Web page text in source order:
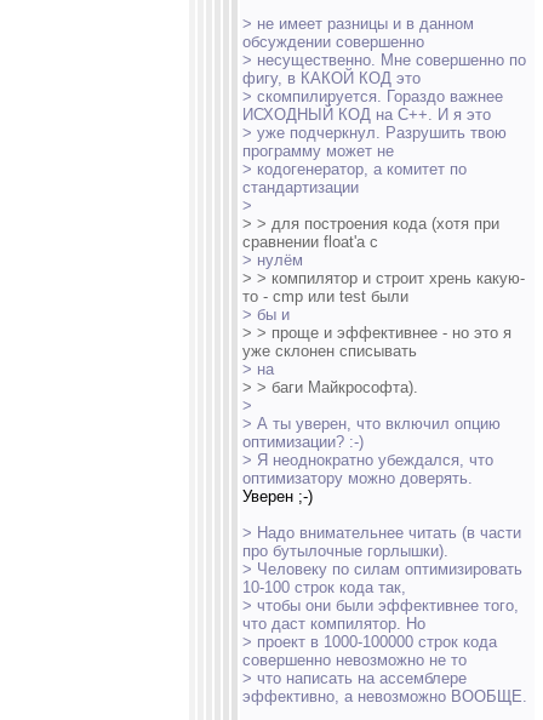
> не имеет разницы и в данном
обсуждении совершенно
> несущественно. Мне совершенно по
фигу, в КАКОЙ КОД это
> скомпилируется. Гораздо важнее
ИСХОДНЫЙ КОД на C++. И я это
> уже подчеркнул. Разрушить твою
программу может не
> кодогенератор, а комитет по
стандартизации
>
> > для построения кода (хотя при
сравнении float'а с
> нулём
> > компилятор и строит хрень какую-
то - cmp или test были
> бы и
> > проще и эффективнее - но это я
уже склонен списывать
> на
> > баги Майкрософта).
>
> А ты уверен, что включил опцию
оптимизации? :-)
> Я неоднократно убеждался, что
оптимизатору можно доверять.
Уверен ;-)
> Надо внимательнее читать (в части
про бутылочные горлышки).
> Человеку по силам оптимизировать
10-100 строк кода так,
> чтобы они были эффективнее того,
что даст компилятор. Но
> проект в 1000-100000 строк кода
совершенно невозможно не то
> что написать на ассемблере
эффективно, а невозможно ВООБЩЕ.